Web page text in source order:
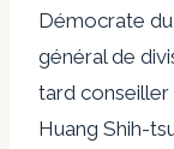
Démocrate du
général de
tard conseiller
Huang Shih-